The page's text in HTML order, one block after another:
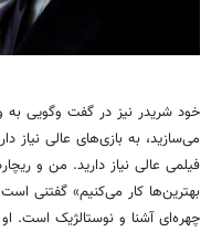
خود شریدر نیز در گفت وگویی به
می‌سازید، به بازی‌های عالی نیاز
فیلمی عالی نیاز دارید. من و
بهترین‌ها کار می‌کنیم» گفتنی
چهره‌ای آشنا و نوستالژیک است.